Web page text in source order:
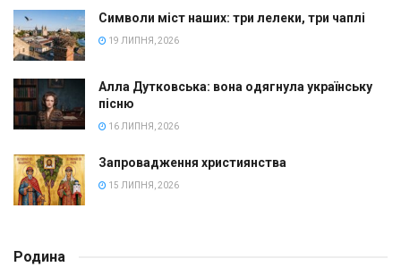
Символи міст наших: три лелеки, три чаплі
19 ЛИПНЯ, 2026
Алла Дутковська: вона одягнула українську
пісню
16 ЛИПНЯ, 2026
Запровадження християнства
15 ЛИПНЯ, 2026
Родина